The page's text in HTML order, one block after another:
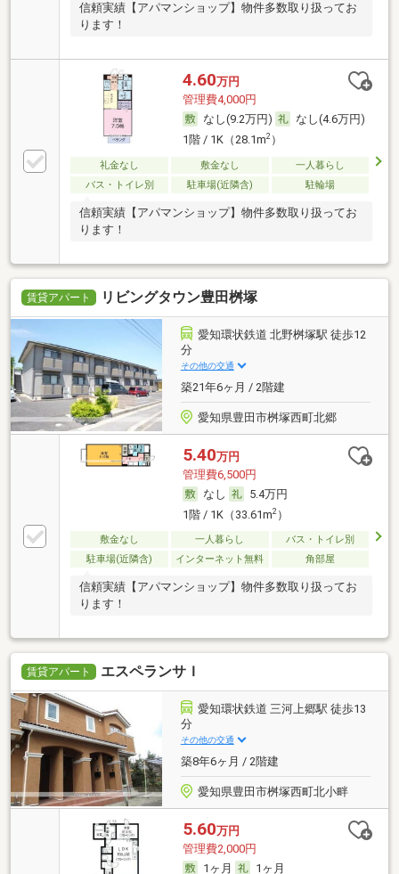
信頼実績【アパマンショップ】物件多数取り扱ってお
ります！
4.60万円
管理費4,000円
なし(9.2万円)
なし(4.6万円)
1階 / 1K（28.1m2）
礼金なし 敷金なし
一人暮らし
バス・トイレ別
駐車場(近隣含) 駐輪場
信頼実績【アパマンショップ】物件多数取り扱ってお
ります！
賃貸アパート リビングタウン豊田桝塚
愛知環状鉄道 北野桝塚駅 徒歩12
分
その他の交通
築21年6ヶ月 / 2階建
愛知県豊田市桝塚西町北郷
5.40万円
管理費6,500円
なし
5.4万円
1階 / 1K（33.61m2）
敷金なし 一人暮らし
バス・トイレ別
駐車場(近隣含)
インターネット無料 角部屋
信頼実績【アパマンショップ】物件多数取り扱ってお
ります！
賃貸アパート エスペランサＩ
愛知環状鉄道 三河上郷駅 徒歩13
分
その他の交通
築8年6ヶ月 / 2階建
愛知県豊田市桝塚西町北小畔
5.60万円
管理費2,000円
1ヶ月
1ヶ月